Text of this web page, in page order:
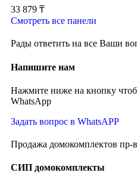
33 879 ₸
Смотреть все панели
Рады ответить на все Ваши
Напишите нам
Нажмите ниже на кнопку
WhatsApp
Задать вопрос в WhatsAPP
Продажа домокомплектов пр-
СИП домокомплекты